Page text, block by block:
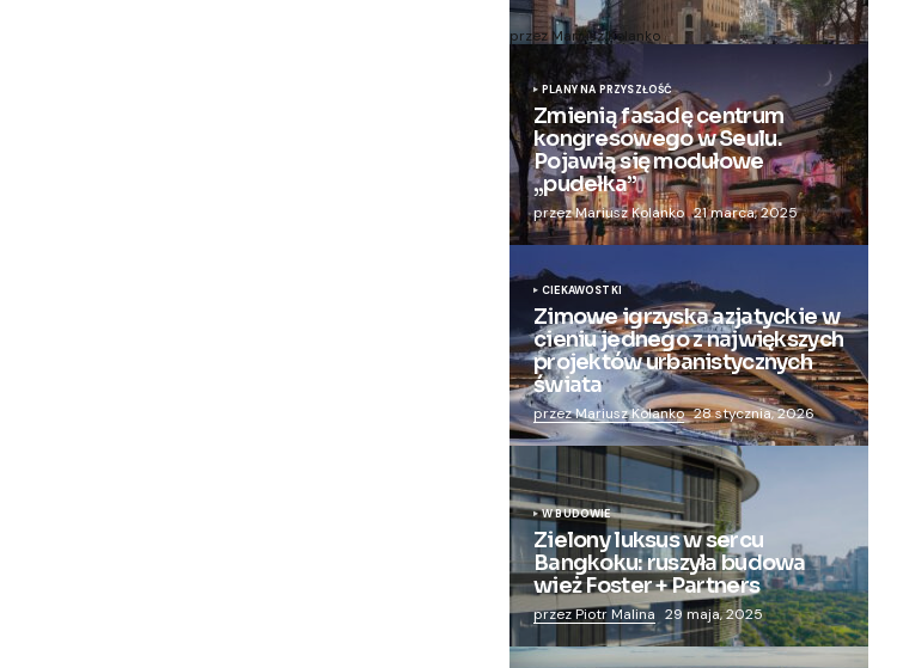
nowoczesny apartamentowiec
przez Mariusz Kolanko 20 lipca, 2024
PLANY NA PRZYSZŁOŚĆ
Zmienią fasadę centrum
kongresowego w Seulu.
Pojawią się modułowe
„pudełka”
przez Mariusz Kolanko 21 marca, 2025
CIEKAWOSTKI
Zimowe igrzyska azjatyckie w
cieniu jednego z największych
projektów urbanistycznych
świata
przez Mariusz Kolanko 28 stycznia, 2026
W BUDOWIE
Zielony luksus w sercu
Bangkoku: ruszyła budowa
wież Foster + Partners
przez Piotr Malina 29 maja, 2025